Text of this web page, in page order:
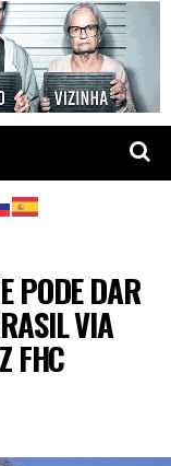
PODE DAR
VIA
FHC